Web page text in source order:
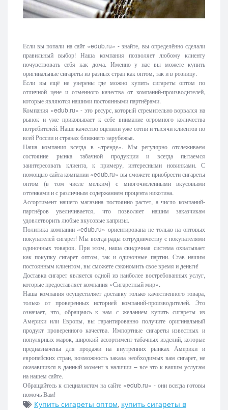
Если вы попали на сайт «edub.ru» - знайте, вы определённо сделали
правильный выбор! Наша компания позволяет любому клиенту
почувствовать себя как дома. Именно у нас вы можете купить
оригинальные сигареты из разных стран как оптом, так и в розницу.
Если вы ещё не уверены где можно купить сигареты оптом по
отличной цене и отменного качества от компаний-производителей,
которые являются нашими постоянными партнёрами.
Компания «edub.ru» - это ресурс, который стремительно ворвался на
рынок и уже приковывает к себе внимание огромного количества
потребителей. Наше качество оценили уже сотни и тысячи клиентов по
всей России и странах ближнего зарубежья.
Наша компания всегда в «тренде». Мы регулярно отслеживаем
состояние рынка табачной продукции и всегда пытаемся
заинтересовать клиента, к примеру, интересными новинками. С
помощью сайта компании «edub.ru» вы сможете приобрести сигареты
оптом (в том числе мелким) с многочисленными вкусовыми
оттенками и с различным содержанием процента никотина.
Ассортимент нашего магазина постоянно растет, а число компаний-
партнёров увеличивается, что позволяет нашим заказчикам
удовлетворить любые вкусовые капризы.
Политика компании «edub.ru» ориентирована не только на оптовых
покупателей сигарет! Мы всегда рады сотрудничеству с покупателями
одиночных товаров. При этом, наша скидочная система охватывает
как покупку сигарет оптом, так и одиночные партии. Став нашим
постоянным клиентом, вы сможете сэкономить свое время и деньги!
Доставка сигарет является одной из наиболее востребованных услуг,
которые предоставляет компания «Сигаретный мир».
Наша компания осуществляет доставку только качественного товара,
только от проверенных историей компаний-производителей. Это
означает, что, обращаясь к нам с желанием купить сигареты из
Америки или Европы, вы гарантированно получите оригинальный
продукт проверенного качества. Импортные сигареты известных и
популярных марок, широкий ассортимент табачных изделий, которые
предназначены для продажи на внутренних рынках Америки и
европейских стран, возможность заказа необходимых вам сигарет, не
оказавшихся в данный момент в наличии – все это к вашим услугам
на нашем сайте.
Обращайтесь к специалистам на сайте «edub.ru» - они всегда готовы
помочь Вам!
Купить сигареты оптом, купить сигареты в